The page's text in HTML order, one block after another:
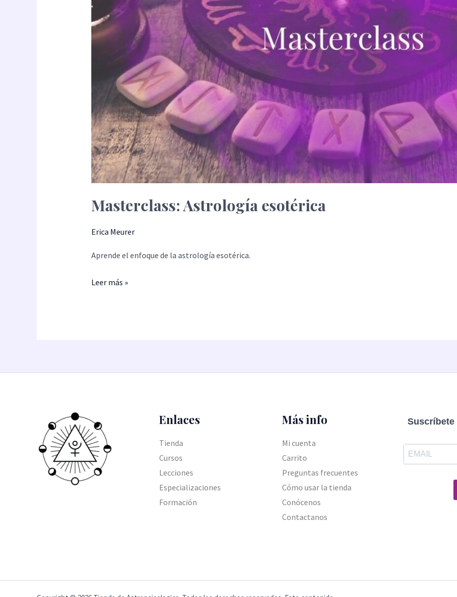
Masterclass: Astrología esotérica
Erica Meurer
Aprende el enfoque de la astrología esotérica.
Leer más »
Enlaces
Tienda
Cursos
Lecciones
Especializaciones
Formación
Más info
Mi cuenta
Carrito
Preguntas frecuentes
Cómo usar la tienda
Conócenos
Contactanos
Suscríbete